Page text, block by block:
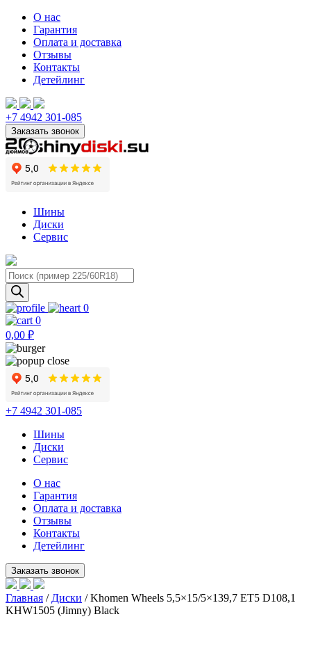
О нас
Гарантия
Оплата и доставка
Отзывы
Контакты
Детейлинг
+7 4942 301-085
Шины
Диски
Сервис
Поиск
товаров
0
0
0,00 ₽
+7 4942 301-085
Шины
Диски
Сервис
О нас
Гарантия
Оплата и доставка
Отзывы
Контакты
Детейлинг
Главная / Диски / Khomen Wheels 5,5×15/5×139,7 ET5 D108,1
KHW1505 (Jimny) Black